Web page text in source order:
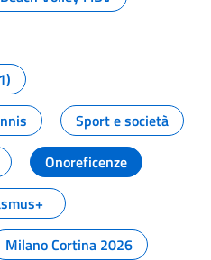
Sport e società
Onoreficenze
Milano Cortina 2026